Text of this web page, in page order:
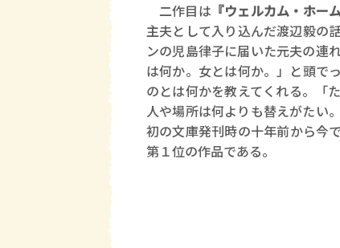
二作目は 『ウェルカム・ホー
主夫として入り込んだ渡辺毅の
ンの児島律子に届いた元夫の連
は何か。女とは何か。」と頭で
のとは何かを教えてくれる。「
人や場所は何よりも替えがたい
初の文庫発刊時の十年前から今
第１位の作品である。